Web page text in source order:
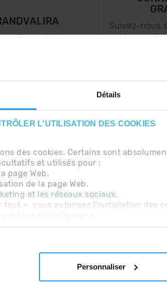
Détails
L'UTILISATION DES COOKIES
des cookies. Certains sont
et utilisés pour :
page Web.
de la page Web.
et les réseaux sociaux.
», vous autorisez l'installation des
Personnaliser
l'essentiel
Suivez-nous
et soyez le
Information complémentaire RGPDUE